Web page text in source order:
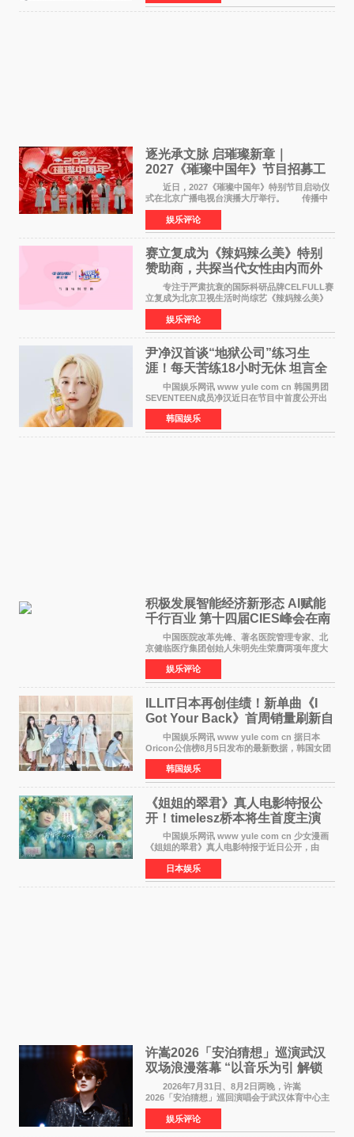
竞社负责人和现
逐光承文脉 启璀璨新章｜
2027《璀璨中国年》节目招募工
作圆满启动
近日，2027《璀璨中国年》特别节目启动仪
式在北京广播电视台演播大厅举行。 传播中
华优秀传统文化，弘扬纯正国风艺术，打造高规
格、高质感、正能量的文艺盛典，是璀璨中国年
矢志不渝的初心
娱乐评论
赛立复成为《辣妈辣么美》特别
赞助商，共探当代女性由内而外
活力美
专注于严肃抗衰的国际科研品牌CELFULL赛
立复成为北京卫视生活时尚综艺《辣妈辣么美》
的特别赞助商,明星辣妈袁咏仪倾情参与，向广大
都市女性传递健康生活新主张，寄语当代女性在
家庭与自我之间
娱乐评论
尹净汉首谈“地狱公司”练习生
涯！每天苦练18小时无休 坦言全
靠成员撑过来
中国娱乐网讯 www yule com cn 韩国男团
SEVENTEEN成员净汉近日在节目中首度公开出
道前的残酷练习生经历，并提及经纪公司Pledis
娱乐，引发广泛关注。 在8月2日播出的日本
TBS综艺节目《周
韩国娱乐
积极发展智能经济新形态 Al赋能
千行百业 第十四届CIES峰会在南
京盛大召开
中国医院改革先锋、著名医院管理专家、北
京健临医疗集团创始人朱明先生荣膺两项年度大
奖 2026年7月31日，盛夏金陵，长江之畔，
以重落地·真务实·强链接为主题的2026&lsquo;人
工智能+&rsquo
娱乐评论
ILLIT日本再创佳绩！新单曲《I
Got Your Back》首周销量刷新自
身纪录
中国娱乐网讯 www yule com cn 据日本
Oricon公信榜8月5日发布的最新数据，韩国女团
ILLIT在日本发行的第二张单曲《I Got Your
Back》首周销量达到71,009张，成功跻身最新一
期周单曲排行
韩国娱乐
《姐姐的翠君》真人电影特报公
开！timelesz桥本将生首度主演
12月4日上映
中国娱乐网讯 www yule com cn 少女漫画
《姐姐的翠君》真人电影特报于近日公开，由
timelesz成员桥本将生担任主演，这也是他首次
担任电影主演，引发高度关注。 女高中生咲
苗翠（中岛瑠菜
日本娱乐
许嵩2026「安泊猜想」巡演武汉
双场浪漫落幕 “以音乐为引 解锁
江城记忆”
2026年7月31日、8月2日两晚，许嵩
2026「安泊猜想」巡回演唱会于武汉体育中心主
体育场盛大开唱。许嵩与数万歌迷在此相聚，从
浪漫惬意的舞台设计到充满诚意与惊喜的现场互
动，共同开启了一场关于
娱乐评论